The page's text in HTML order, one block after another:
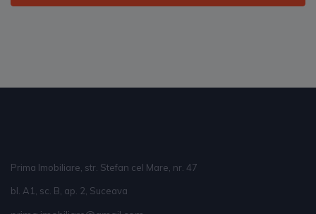
Prima Imobiliare, str. Stefan cel Mare, nr. 47
bl. A1, sc. B, ap. 2, Suceava